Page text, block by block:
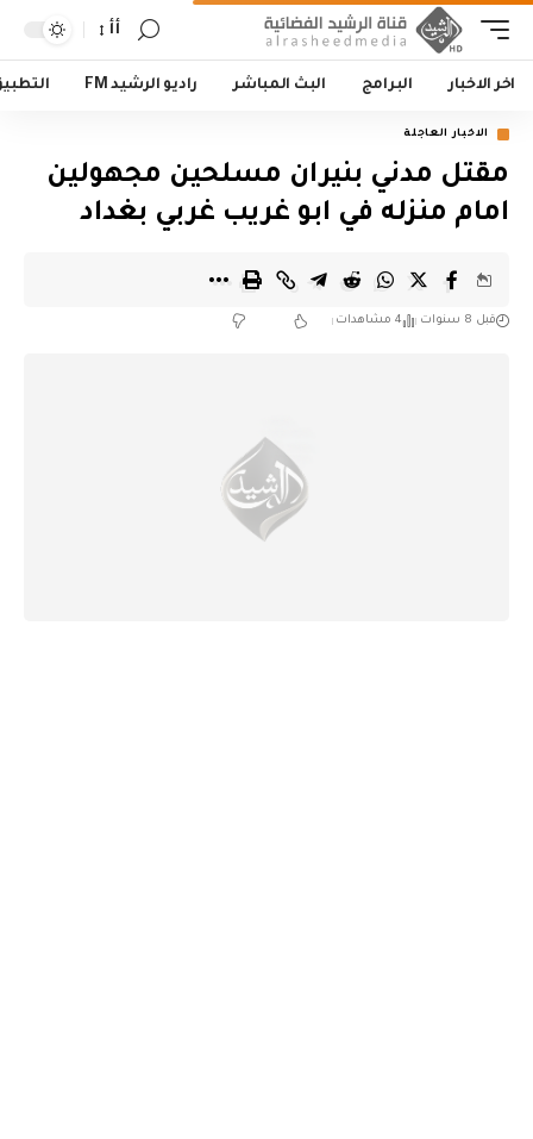
أأ
اخر الاخبار البرامج البث المباشر راديو الرشيد FM
الاخبار العاجلة
مقتل مدني بنيران مسلحين مجهولين
امام منزله في ابو غريب غربي بغداد
قبل 8 سنوات 4 مشاهدات